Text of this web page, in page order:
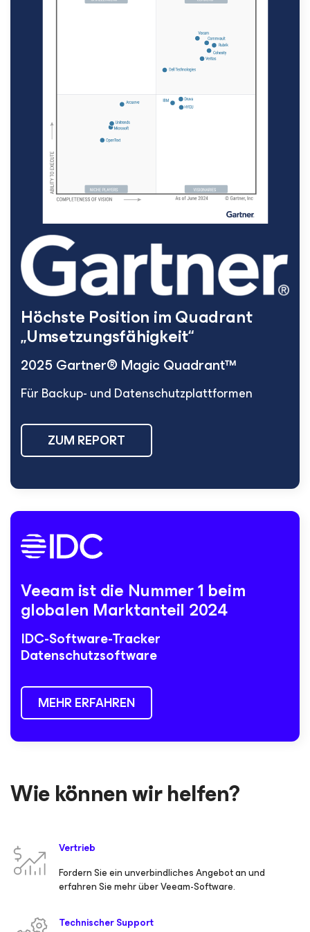
Höchste Position im Quadrant
„Umsetzungsfähigkeit“
2025 Gartner® Magic Quadrant™
Für Backup- und Datenschutzplattformen
ZUM REPORT
Veeam ist die Nummer 1 beim
globalen Marktanteil 2024
IDC-Software-Tracker
Datenschutzsoftware
MEHR ERFAHREN
Wie können wir helfen?
Vertrieb
Fordern Sie ein unverbindliches Angebot an und
erfahren Sie mehr über Veeam-Software.
Technischer Support